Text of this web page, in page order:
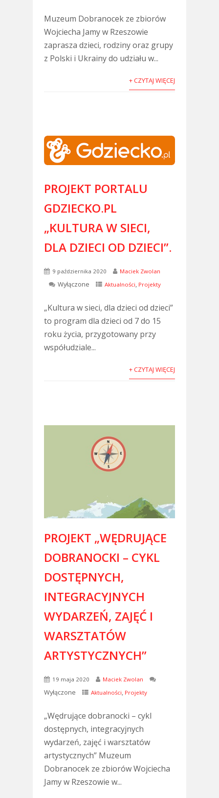
Muzeum Dobranocek ze zbiorów
Wojciecha Jamy w Rzeszowie
zaprasza dzieci, rodziny oraz grupy
z Polski i Ukrainy do udziału w...
+ CZYTAJ WIĘCEJ
PROJEKT PORTALU
GDZIECKO.PL
„KULTURA W SIECI,
DLA DZIECI OD DZIECI”.
9 października 2020 Maciek Zwolan
Wyłączone Aktualności, Projekty
„Kultura w sieci, dla dzieci od dzieci”
to program dla dzieci od 7 do 15
roku życia, przygotowany przy
współudziale...
+ CZYTAJ WIĘCEJ
PROJEKT „WĘDRUJĄCE
DOBRANOCKI – CYKL
DOSTĘPNYCH,
INTEGRACYJNYCH
WYDARZEŃ, ZAJĘĆ I
WARSZTATÓW
ARTYSTYCZNYCH”
19 maja 2020 Maciek Zwolan
Wyłączone Aktualności, Projekty
„Wędrujące dobranocki – cykl
dostępnych, integracyjnych
wydarzeń, zajęć i warsztatów
artystycznych” Muzeum
Dobranocek ze zbiorów Wojciecha
Jamy w Rzeszowie w...